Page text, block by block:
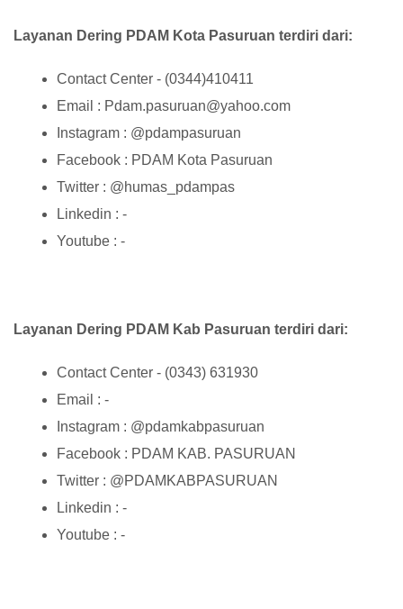
Layanan Dering PDAM Kota Pasuruan terdiri dari:
Contact Center - (0344)410411
Email : Pdam.pasuruan@yahoo.com
Instagram : @pdampasuruan
Facebook : PDAM Kota Pasuruan
Twitter : @humas_pdampas
Linkedin : -
Youtube : -
Layanan Dering PDAM Kab Pasuruan terdiri dari:
Contact Center - (0343) 631930
Email : -
Instagram : @pdamkabpasuruan
Facebook : PDAM KAB. PASURUAN
Twitter : @PDAMKABPASURUAN
Linkedin : -
Youtube : -